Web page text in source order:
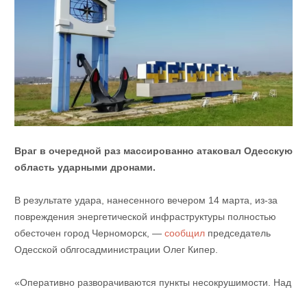
Враг в очередной раз массированно атаковал Одесскую
область ударными дронами.
В результате удара, нанесенного вечером 14 марта, из-за
повреждения энергетической инфраструктуры полностью
обесточен город Черноморск, — сообщилпредседатель
Одесской облгосадминистрации Олег Кипер.
«Оперативно разворачиваются пункты несокрушимости. Над